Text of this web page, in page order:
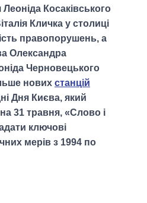
Косаківського
Кличка у столиці
правопорушень, а
Олександра
Черновецького
нових станцій
Дня Києва, який
31 травня, «Слово і
ключові
мерів з 1994 по